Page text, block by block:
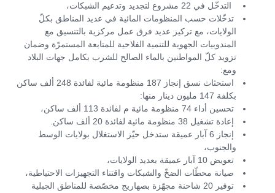
التدخّل في 22 مشروع لتجديد وتدعيم الشبكات،
تدخّلات حسب المنظومات المائية في عديد المناطق بكلّ
الولايات، مع تركيز عديد فرق عمل مركزية بالتنسيق مع
المندوبيات الجهوية للتنمية الفلاحية للمتابعة المستمرّة وضمان
تزويد كلّ المواطنين بالماء الصالح للشرب بكامل جهات البلاد
ومع:
استحثاث نسق إنجاز 187 منظومة مائية لفائدة 248 ألف ساكن
بكلفة 147 مليون دينار منها:
تحسين أداء 74 منظومة مائية م لفائدة 113 ألف ساكن،
إعادة تشغيل 38 منظومة مائية لفائدة 20 ألف ساكن.
إنجاز 6 آبار عميقة ستدخل حيّز الاستغلال بولايات الوسط
والجنوب،
تعويض 10 آبار عميقة بعديد الولايات،
صيانة محطّات الضخّ والشبكات واقتناء التجهيزات الاحتياطية،
توفير 20 شاحنة مجهّزة بصهاريج مخصّصة للمناطق الجبلية